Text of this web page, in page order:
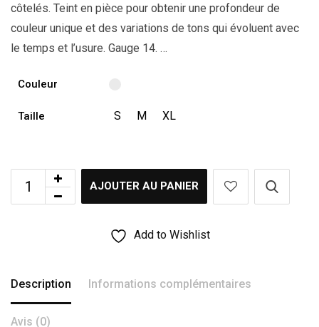
côtelés. Teint en pièce pour obtenir une profondeur de
couleur unique et des variations de tons qui évoluent avec
le temps et l’usure. Gauge 14. …
Couleur
Taille S M XL
AJOUTER AU PANIER
Add to Wishlist
Description Informations complémentaires
Avis (0)